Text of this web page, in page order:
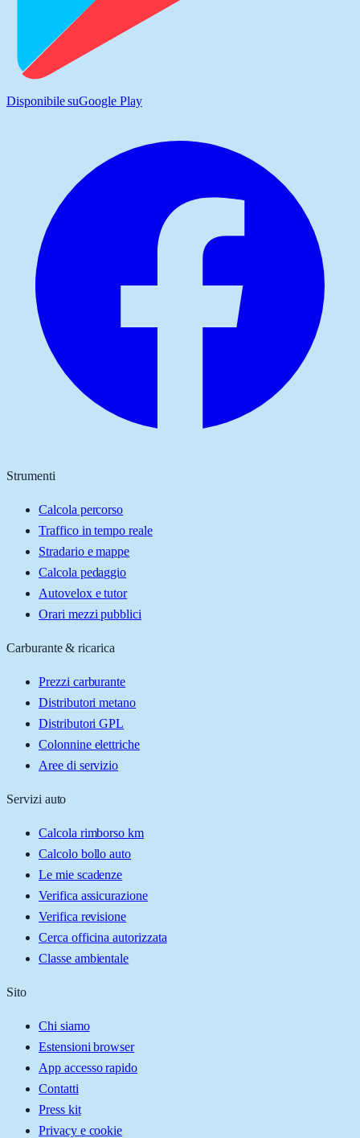
Disponibile suGoogle Play
Strumenti
Calcola percorso
Traffico in tempo reale
Stradario e mappe
Calcola pedaggio
Autovelox e tutor
Orari mezzi pubblici
Carburante & ricarica
Prezzi carburante
Distributori metano
Distributori GPL
Colonnine elettriche
Aree di servizio
Servizi auto
Calcola rimborso km
Calcolo bollo auto
Le mie scadenze
Verifica assicurazione
Verifica revisione
Cerca officina autorizzata
Classe ambientale
Sito
Chi siamo
Estensioni browser
App accesso rapido
Contatti
Press kit
Privacy e cookie